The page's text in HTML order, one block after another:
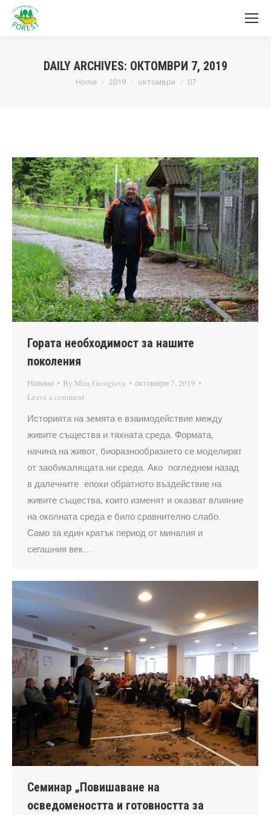
DAILY ARCHIVES: ОКТОМВРИ 7, 2019
You are here:
Home 2019 октомври 07
Гората необходимост за нашите
поколения
Новини By Mira Georgieva
октомври 7, 2019
Leave a comment
Историята на земята е взаимодействие между
живите същества и тяхната среда. Формата,
начина на живот, биоразнообразието се моделират
от заобикалящата ни среда. Ако погледнем назад
в далечните епохи обратното въздействие на
живите същества, които изменят и оказват влияние
на околната среда е било сравнително слабо.
Само за един кратък период от миналия и
сегашния век…
Семинар „Повишаване на
осведомеността и готовността за